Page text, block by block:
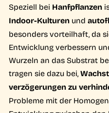
Speziell bei Hanfpflanzen
Indoor-Kulturenund
besonders vorteilhaft, da
Entwicklung verbessern
Wurzeln an das Substrat
tragen sie dazu bei,
verzögerungen zu
Probleme mit der